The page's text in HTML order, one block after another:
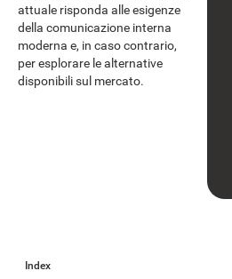
attuale risponda alle esigenze
della comunicazione interna
moderna e, in caso contrario,
per esplorare le alternative
disponibili sul mercato.
Index